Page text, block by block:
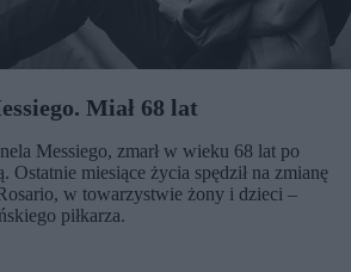
Miał 68 lat
Messiego, zmarł w wieku 68 lat po
Ostatnie miesiące życia spędził na zmianę
w towarzystwie żony i dzieci –
piłkarza.